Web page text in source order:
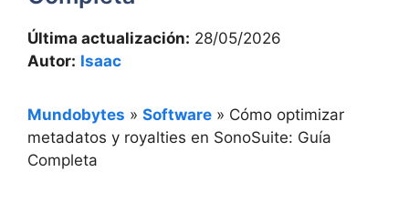
Última actualización: 28/05/2026
Autor: Isaac
Mundobytes » Software » Cómo optimizar
metadatos y royalties en SonoSuite: Guía
Completa